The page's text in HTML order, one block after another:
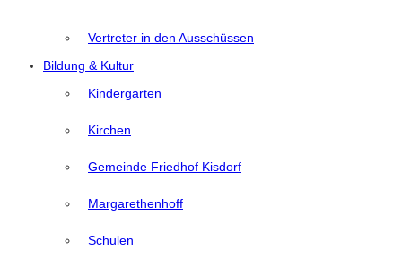
Vertreter in den Ausschüssen
Bildung & Kultur
Kindergarten
Kirchen
Gemeinde Friedhof Kisdorf
Margarethenhoff
Schulen